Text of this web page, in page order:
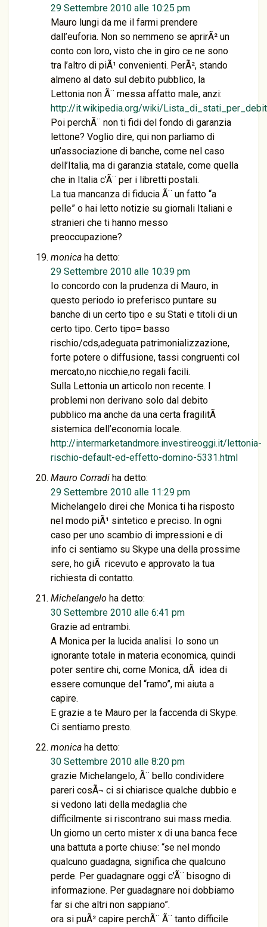
29 Settembre 2010 alle 10:25 pm
Mauro lungi da me il farmi prendere
dall’euforia. Non so nemmeno se aprirÃ² un
conto con loro, visto che in giro ce ne sono
tra l’altro di piÃ¹ convenienti. PerÃ², stando
almeno al dato sul debito pubblico, la
Lettonia non Ã¨ messa affatto male, anzi:
http://it.wikipedia.org/wiki/
Poi perchÃ¨ non ti fidi del fondo di garanzia
lettone? Voglio dire, qui non parliamo di
un’associazione di banche, come nel caso
dell’Italia, ma di garanzia statale, come quella
che in Italia c’Ã¨ per i libretti postali.
La tua mancanza di fiducia Ã¨ un fatto “a
pelle” o hai letto notizie su giornali Italiani e
stranieri che ti hanno messo
preoccupazione?
monica ha detto:
29 Settembre 2010 alle 10:39 pm
Io concordo con la prudenza di Mauro, in
questo periodo io preferisco puntare su
banche di un certo tipo e su Stati e titoli di un
certo tipo. Certo tipo= basso
rischio/cds,adeguata patrimonializzazione,
forte potere o diffusione, tassi congruenti col
mercato,no nicchie,no regali facili.
Sulla Lettonia un articolo non recente. I
problemi non derivano solo dal debito
pubblico ma anche da una certa fragilitÃ
sistemica dell’economia locale.
http://intermarketandmore.investireoggi.it/lettonia-
rischio-default-ed-effetto-domino-5331.html
Mauro Corradi ha detto:
29 Settembre 2010 alle 11:29 pm
Michelangelo direi che Monica ti ha risposto
nel modo piÃ¹ sintetico e preciso. In ogni
caso per uno scambio di impressioni e di
info ci sentiamo su Skype una della prossime
sere, ho giÃ ricevuto e approvato la tua
richiesta di contatto.
Michelangelo ha detto:
30 Settembre 2010 alle 6:41 pm
Grazie ad entrambi.
A Monica per la lucida analisi. Io sono un
ignorante totale in materia economica, quindi
poter sentire chi, come Monica, dÃ idea di
essere comunque del “ramo”, mi aiuta a
capire.
E grazie a te Mauro per la faccenda di Skype.
Ci sentiamo presto.
monica ha detto:
30 Settembre 2010 alle 8:20 pm
grazie Michelangelo, Ã¨ bello condividere
pareri cosÃ¬ ci si chiarisce qualche dubbio e
si vedono lati della medaglia che
difficilmente si riscontrano sui mass media.
Un giorno un certo mister x di una banca fece
una battuta a porte chiuse: “se nel mondo
qualcuno guadagna, significa che qualcuno
perde. Per guadagnare oggi c’Ã¨ bisogno di
informazione. Per guadagnare noi dobbiamo
far si che altri non sappiano”.
ora si puÃ² capire perchÃ¨ Ã¨ tanto difficile